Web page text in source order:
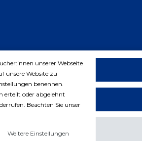
Alle Rechte vorbehalten.
unserer Webseite
unsere Website zu
benennen.
erteilt oder abgelehnt
Beachten Sie unser
Weitere Einstellungen